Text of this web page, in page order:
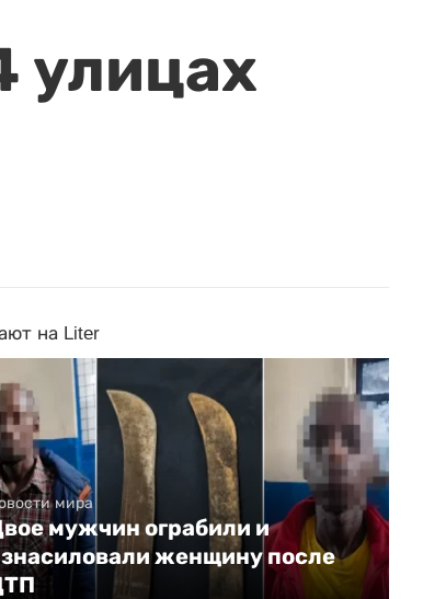
улицах
на Liter
мира
мужчин ограбили и
женщину после